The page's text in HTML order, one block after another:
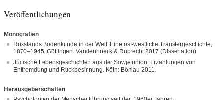
Veröffentlichungen
Monografien
Russlands Bodenkunde in der Welt. Eine ost-westliche Transfergeschichte,
1870–1945. Göttingen: Vandenhoeck & Ruprecht 2017 (Dissertation).
Jüdische Lebensgeschichten aus der Sowjetunion. Erzählungen von
Entfremdung und Rückbesinnung. Köln: Böhlau 2011.
Herausgeberschaften